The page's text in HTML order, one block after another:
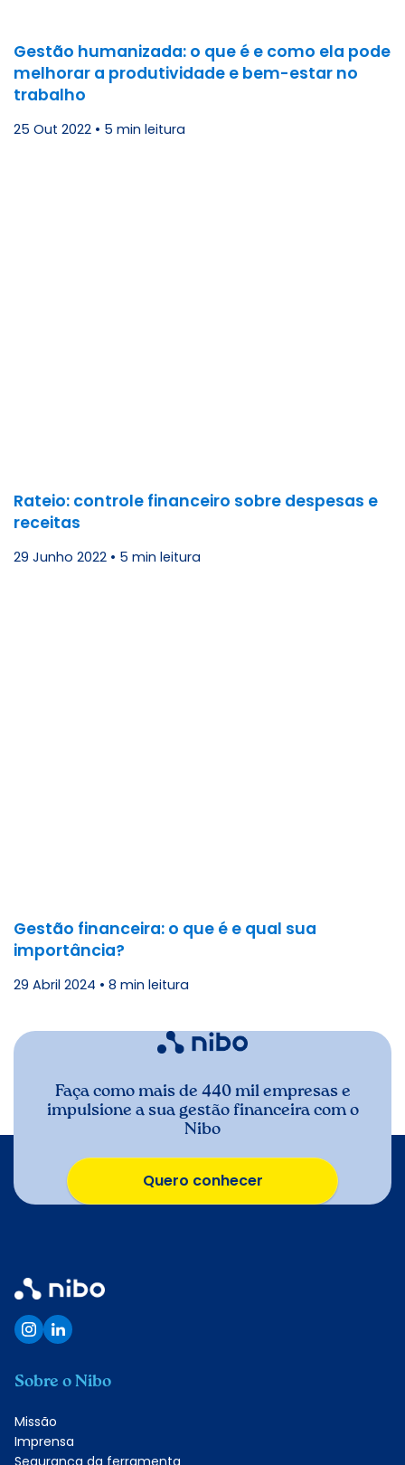
Gestão humanizada: o que é e como ela pode
melhorar a produtividade e bem-estar no
trabalho
25 Out 2022 • 5 min leitura
Rateio: controle financeiro sobre despesas e
receitas
29 Junho 2022 • 5 min leitura
Gestão financeira: o que é e qual sua
importância?
29 Abril 2024 • 8 min leitura
Faça como mais de 440 mil empresas e
impulsione a sua gestão financeira com o
Nibo
Quero conhecer
Sobre o Nibo
Missão
Imprensa